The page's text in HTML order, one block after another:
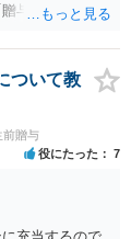
与」と評価さ
・目的信託） 財
に管理させ、
を友人や慈善団
ため、子の関
活資金は手元
用。保険金は
。 ③負担付死
」契約。条件
④ 寄附予約＋解
ついて教
前贈与
役にたった 7
充当するので